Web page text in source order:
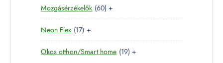
é
k
r
m
k
e
m
Mozgásérzékelők 606
0
e
r
+
Neon Flex 171
7
t
+
Okos otthon/Smart home 191 +